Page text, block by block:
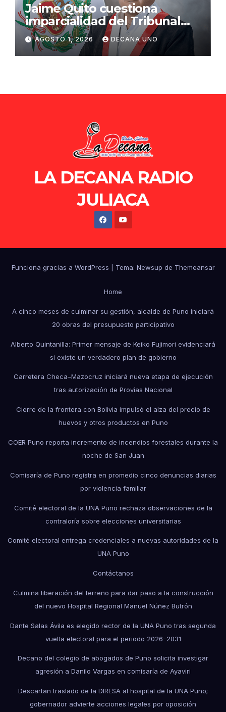
Jaime Quito cuestiona
imparcialidad del Tribunal
Constitucional tras liberación
de Ollanta Humala
AGOSTO 1, 2026 DECANA UNO
LA DECANA RADIO
JULIACA
Funciona gracias a WordPress Tema: Newsup de Themeansar
Home
A cinco meses de culminar su gestión, alcalde de Puno iniciará
20 obras del presupuesto participativo
Alberto Quintanilla: Primer mensaje de Keiko Fujimori evidenciará
si existe un verdadero plan de gobierno
Carretera Checa–Mazocruz iniciará nueva etapa de ejecución
tras autorización de Provías Nacional
Cierre de la frontera con Bolivia impulsó el alza del precio de
huevos y otros productos en Puno
COER Puno reporta incremento de incendios forestales durante la
noche de San Juan
Comisaría de Puno registra en promedio cinco denuncias diarias
por violencia familiar
Comité electoral de la UNA Puno rechaza observaciones de la
contraloría sobre elecciones universitarias
Comité electoral entrega credenciales a nuevas autoridades de la
UNA Puno
Contáctanos
Culmina liberación del terreno para dar paso a la construcción
del nuevo Hospital Regional Manuel Núñez Butrón
Dante Salas Ávila es elegido rector de la UNA Puno tras segunda
vuelta electoral para el periodo 2026–2031
Decano del colegio de abogados de Puno solicita investigar
agresión a Danilo Vargas en comisaría de Ayaviri
Descartan traslado de la DIRESA al hospital de la UNA Puno;
gobernador advierte acciones legales por oposición